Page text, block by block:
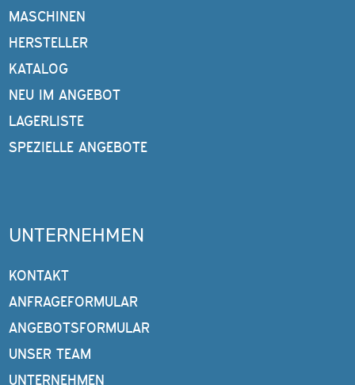
MASCHINEN
HERSTELLER
KATALOG
NEU IM ANGEBOT
LAGERLISTE
SPEZIELLE ANGEBOTE
UNTERNEHMEN
KONTAKT
ANFRAGEFORMULAR
ANGEBOTSFORMULAR
UNSER TEAM
UNTERNEHMEN